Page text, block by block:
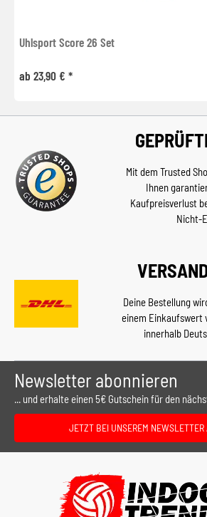
Uhlsport Score 26 Set
ab 23,90 € *
Mit dem Trusted
Ihnen
Kaufpreisverlust
Nicht-
Deine Bestellung
einem Einkaufswert
innerhalb
Newsletter abonnieren
... und erhalte einen 5€ Gutschein für den
JETZT BEI UNSEREM NEWSLETTER